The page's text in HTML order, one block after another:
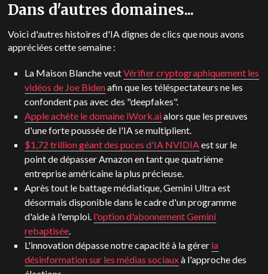
Dans d'autres domaines...
Voici d'autres histoires d'IA dignes de clics que nous avons
appréciées cette semaine :
La Maison Blanche veutVérifier cryptographiquement les
vidéos de Joe Bidenafin que les téléspectateurs ne les
confondent pas avec des "deepfakes".
Apple achète le domaine iWork.aialors que les preuves
d'une forte poussée de l'IA se multiplient.
$1,72 trillion géant des puces d'IA NVIDIAest sur le
point de dépasser Amazon en tant que quatrième
entreprise américaine la plus précieuse.
Après tout le battage médiatique, Gemini Ultra est
désormais disponible dans le cadre d'un programme
d'aide à l'emploi. l'option d'abonnement Gemini
rebaptisée.
L'innovation dépasse notre capacité à la gérer la
désinformation sur les médias sociauxà l'approche des